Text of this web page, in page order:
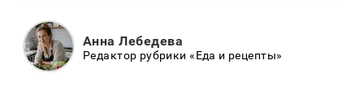
Анна Лебедева
Редактор рубрики «Еда и рецепты»